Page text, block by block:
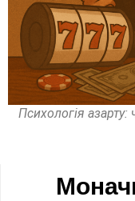
Психологія азарту: